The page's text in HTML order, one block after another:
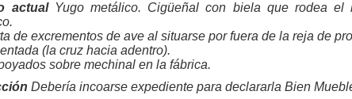
actualYugo metálico. Cigüeñal con biela que rodea el
de excrementos de ave al situarse por fuera de la reja de
(la cruz hacia adentro).
sobre mechinal en la fábrica.
Debería incoarse expediente para declararla Bien